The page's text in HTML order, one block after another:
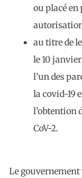
ou placé
autorisation
au titre de
le 10
l’un des
la covid-19
l’obtention
CoV-2.
Le gouvernement